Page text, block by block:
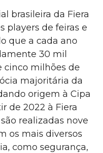
brasileira da Fiera
players de feiras e
que a cada ano
30 mil
cinco milhões de
majoritária da
origem à Cipa
de 2022 à Fiera
realizadas nove
os mais diversos
como segurança,